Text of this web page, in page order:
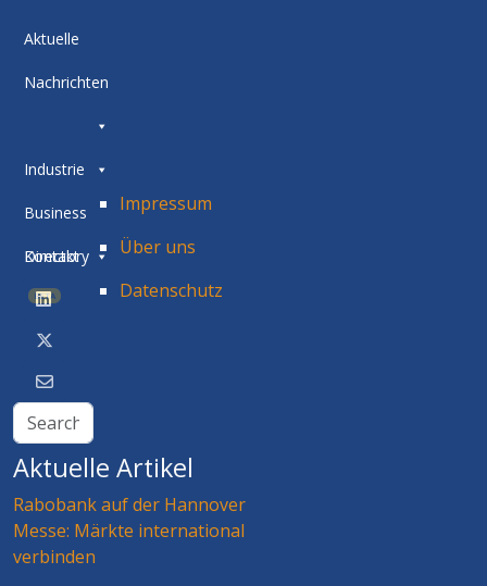
Aktuelle
Nachrichten
Industrie
Business
Directory
BETA
Kontakt
Impressum
Über uns
Datenschutz
Aktuelle Artikel
Rabobank auf der Hannover
Messe: Märkte international
verbinden